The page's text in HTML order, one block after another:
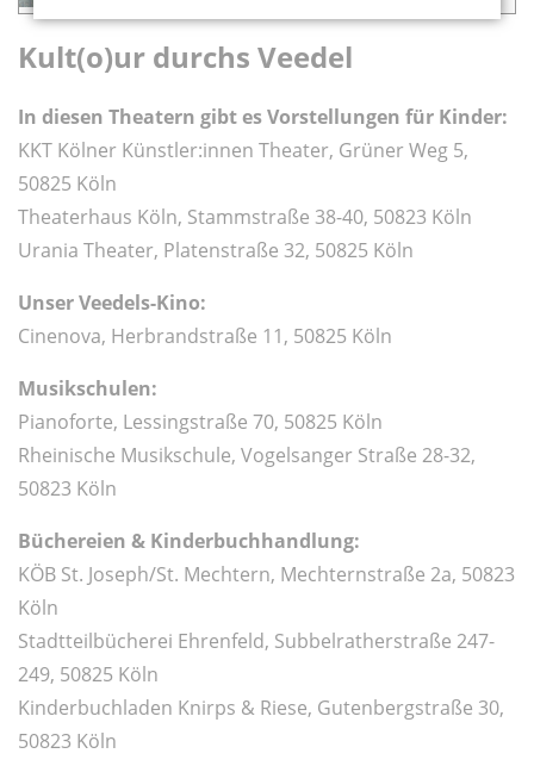
Kult(o)ur durchs Veedel
In diesen Theatern gibt es Vorstellungen für Kinder:
KKT Kölner Künstler:innen Theater, Grüner Weg 5,
50825 Köln
Theaterhaus Köln, Stammstraße 38-40, 50823 Köln
Urania Theater, Platenstraße 32, 50825 Köln
Unser Veedels-Kino:
Cinenova, Herbrandstraße 11, 50825 Köln
Musikschulen:
Pianoforte, Lessingstraße 70, 50825 Köln
Rheinische Musikschule, Vogelsanger Straße 28-32,
50823 Köln
Büchereien & Kinderbuchhandlung:
KÖB St. Joseph/St. Mechtern, Mechternstraße 2a, 50823
Köln
Stadtteilbücherei Ehrenfeld, Subbelratherstraße 247-
249, 50825 Köln
Kinderbuchladen Knirps & Riese, Gutenbergstraße 30,
50823 Köln